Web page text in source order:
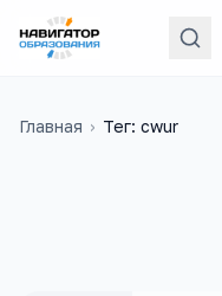
Главная › Тег: cwur